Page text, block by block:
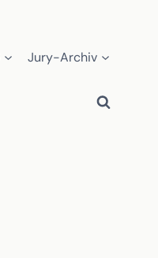
Jury-Archiv